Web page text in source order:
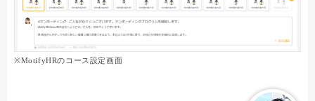
※MotifyHRのコース設定画面